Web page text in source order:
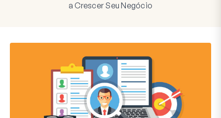
a Crescer Seu Negócio